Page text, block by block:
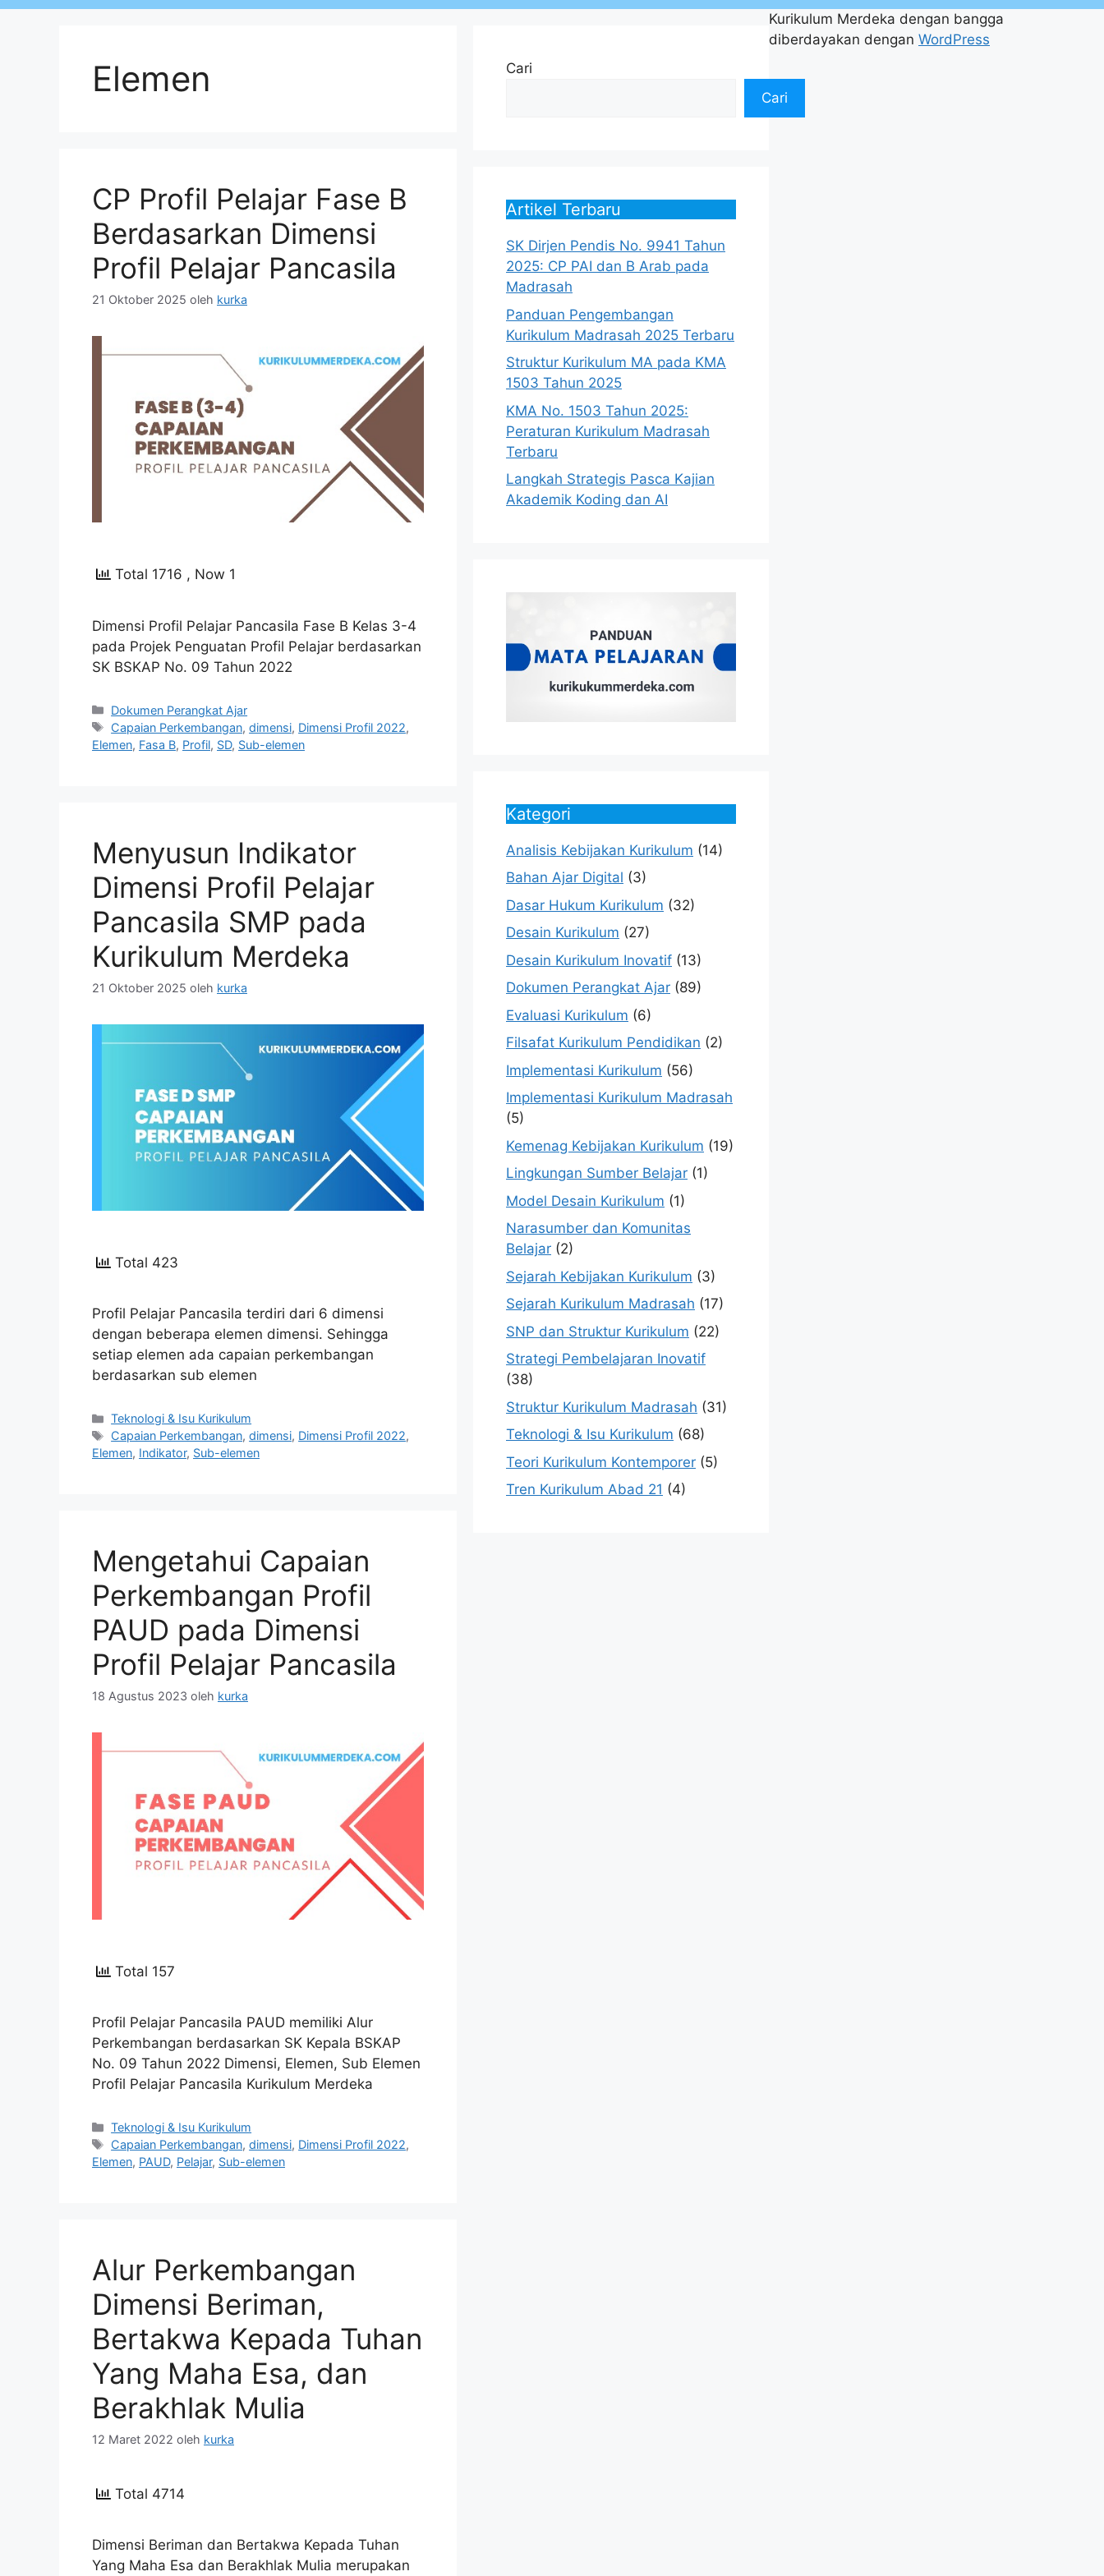
Elemen
CP Profil Pelajar Fase B
Berdasarkan Dimensi
Profil Pelajar Pancasila
21 Oktober 2025 oleh kurka
Total 1716 , Now 1
Dimensi Profil Pelajar Pancasila Fase B Kelas 3-4
pada Projek Penguatan Profil Pelajar berdasarkan
SK BSKAP No. 09 Tahun 2022
Kategori
Dokumen Perangkat Ajar
Tag
Capaian Perkembangan,dimensi, Dimensi Profil 2022,
Elemen, Fasa B, Profil, SD, Sub-elemen
Menyusun Indikator
Dimensi Profil Pelajar
Pancasila SMP pada
Kurikulum Merdeka
21 Oktober 2025 oleh kurka
Total 423
Profil Pelajar Pancasila terdiri dari 6 dimensi
dengan beberapa elemen dimensi. Sehingga
setiap elemen ada capaian perkembangan
berdasarkan sub elemen
Kategori
Teknologi & Isu Kurikulum
Tag
Capaian Perkembangan,dimensi, Dimensi Profil 2022,
Elemen, Indikator, Sub-elemen
Mengetahui Capaian
Perkembangan Profil
PAUD pada Dimensi
Profil Pelajar Pancasila
18 Agustus 2023 oleh kurka
Total 157
Profil Pelajar Pancasila PAUD memiliki Alur
Perkembangan berdasarkan SK Kepala BSKAP
No. 09 Tahun 2022 Dimensi, Elemen, Sub Elemen
Profil Pelajar Pancasila Kurikulum Merdeka
Kategori
Teknologi & Isu Kurikulum
Tag
Capaian Perkembangan,dimensi, Dimensi Profil 2022,
Elemen, PAUD, Pelajar, Sub-elemen
Alur Perkembangan
Dimensi Beriman,
Bertakwa Kepada Tuhan
Yang Maha Esa, dan
Berakhlak Mulia
12 Maret 2022 oleh kurka
Total 4714
Dimensi Beriman dan Bertakwa Kepada Tuhan
Yang Maha Esa dan Berakhlak Mulia merupakan
Cari
Cari
Artikel Terbaru
SK Dirjen Pendis No. 9941 Tahun
2025: CP PAI dan B Arab pada
Madrasah
Panduan Pengembangan
Kurikulum Madrasah 2025 Terbaru
Struktur Kurikulum MA pada KMA
1503 Tahun 2025
KMA No. 1503 Tahun 2025:
Peraturan Kurikulum Madrasah
Terbaru
Langkah Strategis Pasca Kajian
Akademik Koding dan AI
Kategori
Analisis Kebijakan Kurikulum (14)
Bahan Ajar Digital (3)
Dasar Hukum Kurikulum (32)
Desain Kurikulum (27)
Desain Kurikulum Inovatif (13)
Dokumen Perangkat Ajar (89)
Evaluasi Kurikulum (6)
Filsafat Kurikulum Pendidikan (2)
Implementasi Kurikulum (56)
Implementasi Kurikulum Madrasah
(5)
Kemenag Kebijakan Kurikulum (19)
Lingkungan Sumber Belajar (1)
Model Desain Kurikulum (1)
Narasumber dan Komunitas
Belajar (2)
Sejarah Kebijakan Kurikulum (3)
Sejarah Kurikulum Madrasah (17)
SNP dan Struktur Kurikulum (22)
Strategi Pembelajaran Inovatif
(38)
Struktur Kurikulum Madrasah (31)
Teknologi & Isu Kurikulum (68)
Teori Kurikulum Kontemporer (5)
Tren Kurikulum Abad 21 (4)
Kurikulum Merdeka dengan bangga
diberdayakan dengan WordPress